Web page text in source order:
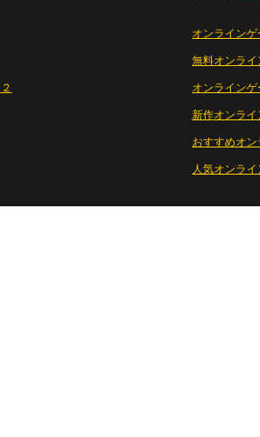
オンラインゲ
無料オンライ
オンライン
新作オンライ
おすすめオ
人気オンラ